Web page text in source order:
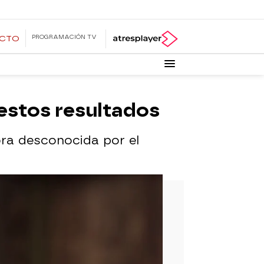
PROGRAMACIÓN TV
resultados
desconocida por el